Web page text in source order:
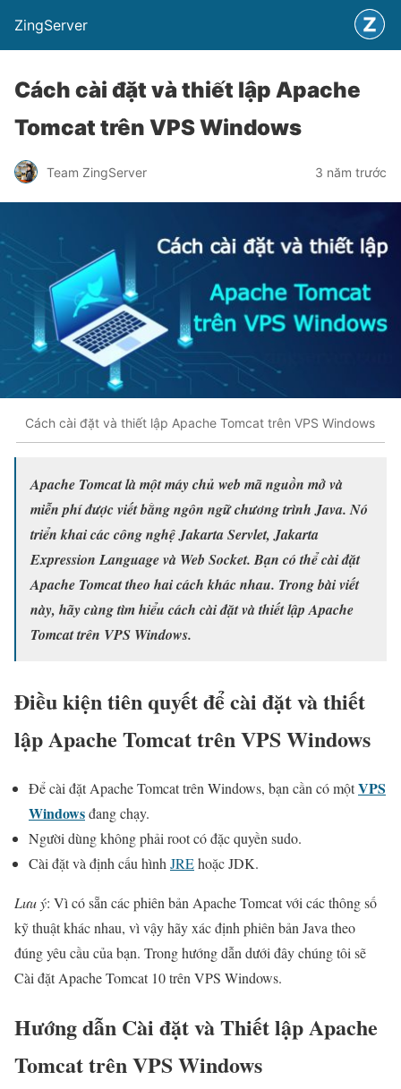
ZingServer
Cách cài đặt và thiết lập Apache
Tomcat trên VPS Windows
Team ZingServer 3 năm trước
Cách cài đặt và thiết lập Apache Tomcat trên VPS Windows
Apache Tomcat là một máy chủ web mã nguồn mở và
miễn phí được viết bằng ngôn ngữ chương trình Java. Nó
triển khai các công nghệ Jakarta Servlet, Jakarta
Expression Language và Web Socket. Bạn có thể cài đặt
Apache Tomcat theo hai cách khác nhau. Trong bài viết
này, hãy cùng tìm hiểu cách cài đặt và thiết lập Apache
Tomcat trên VPS Windows.
Điều kiện tiên quyết để cài đặt và thiết
lập Apache Tomcat trên VPS Windows
Để cài đặt Apache Tomcat trên Windows, bạn cần có mộtVPS
Windowsđang chạy.
Người dùng không phải root có đặc quyền sudo.
Cài đặt và định cấu hình JREhoặc JDK.
Lưu ý: Vì có sẵn các phiên bản Apache Tomcat với các thông số
kỹ thuật khác nhau, vì vậy hãy xác định phiên bản Java theo
đúng yêu cầu của bạn. Trong hướng dẫn dưới đây chúng tôi sẽ
Cài đặt Apache Tomcat 10 trên VPS Windows.
Hướng dẫn Cài đặt và Thiết lập Apache
Tomcat trên VPS Windows